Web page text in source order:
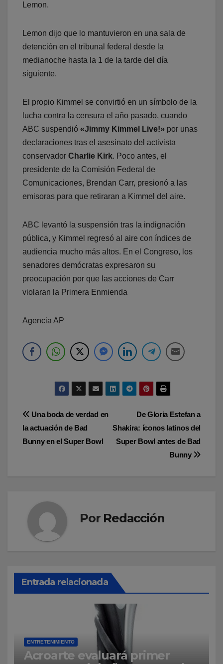
Lemon.
Lemon dijo que lo mantuvieron en una sala de
detención en el tribunal federal desde la
medianoche hasta la 1 de la tarde del día
siguiente.
El propio Kimmel se convirtió en un símbolo de la
lucha contra la censura el año pasado, cuando
ABC suspendió «Jimmy Kimmel Live!» por unas
declaraciones tras el asesinato del activista
conservador Charlie Kirk. Poco antes, el
presidente de la Comisión Federal de
Comunicaciones, Brendan Carr, presionó a las
emisoras para que retiraran a Kimmel del aire.
ABC levantó la suspensión tras la indignación
pública, y Kimmel regresó al aire con índices de
audiencia mucho más altos. En el Congreso, los
senadores demócratas expresaron su
preocupación por que las acciones de Carr
violaran la Primera Enmienda
Agencia AP
Navegación
de
De Gloria Estefan a
Shakira: íconos latinos del
Super Bowl antes de Bad
Bunny
Una boda de verdad en
la actuación de Bad
Bunny en el Super Bowl
Por Redacción
Entrada relacionada
ENTRETENIMIENTO
Acroarte evaluará primer